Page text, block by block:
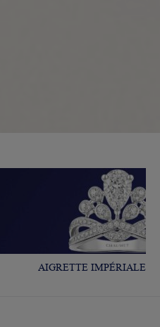
AIGRETTE IMPÉRIALE